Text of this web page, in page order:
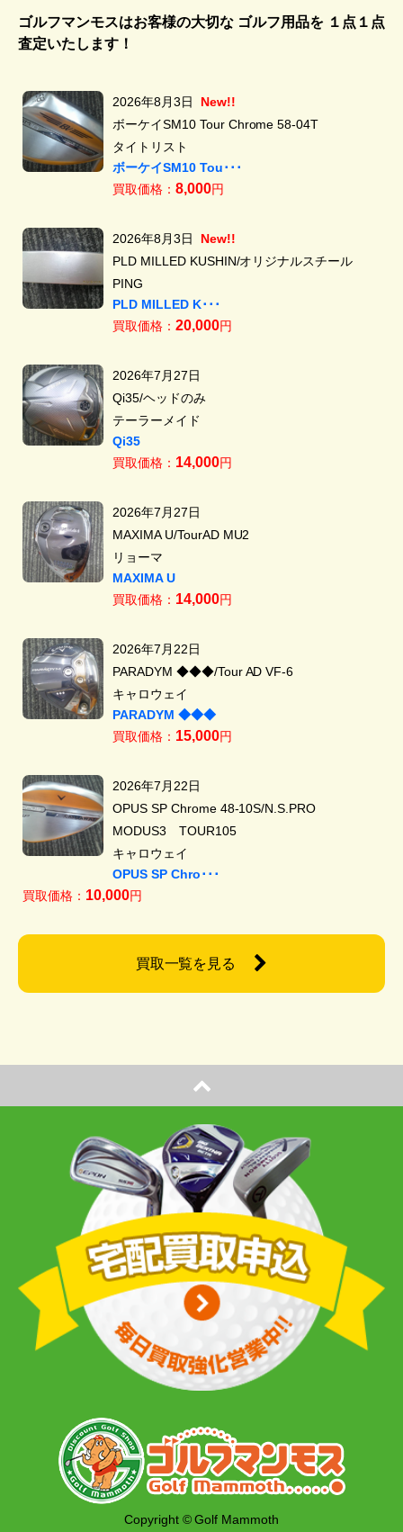
ゴルフマンモスはお客様の大切な ゴルフ用品を１点１点
査定いたします！
2026年8月3日
New!!
ボーケイSM10 Tour Chrome 58-04T
タイトリスト
ボーケイSM10 Tou･･･
買取価格： 8,000円
2026年8月3日
New!!
PLD MILLED KUSHIN/オリジナルスチール
PING
PLD MILLED K･･･
買取価格： 20,000円
2026年7月27日
Qi35/ヘッドのみ
テーラーメイド
Qi35
買取価格： 14,000円
2026年7月27日
MAXIMA U/TourAD MU2
リョーマ
MAXIMA U
買取価格： 14,000円
2026年7月22日
PARADYM ◆◆◆/Tour AD VF-6
キャロウェイ
PARADYM ◆◆◆
買取価格： 15,000円
2026年7月22日
OPUS SP Chrome 48-10S/N.S.PRO
MODUS3 TOUR105
キャロウェイ
OPUS SP Chro･･･
買取価格： 10,000円
買取一覧を見る
Copyright © Golf Mammoth